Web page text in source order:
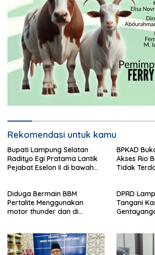
Rekomendasi untuk kamu
Bupati Lampung Selatan
Radityo Egi Pratama Lantik
Pejabat Eselon II di bawah
BPKAD
Akses Rio
Tidak
Diduga Bermain BBM
Pertalite Menggunakan
motor thunder dan di
DPRD
Tangani